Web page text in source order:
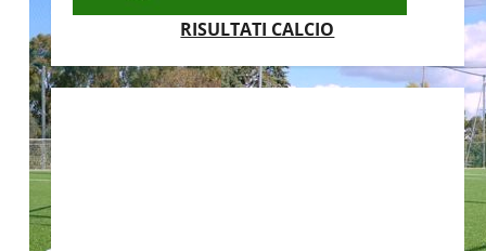
RISULTATI CALCIO